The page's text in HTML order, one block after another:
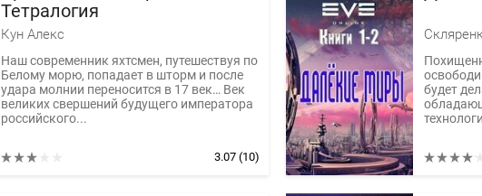
Тетралогия
Кун Алекс
Наш современник яхтсмен, путешествуя по
Белому морю, попадает в шторм и после
удара молнии переносится в 17 век… Век
великих свершений будущего императора
российского...
3.07 (10)
будет